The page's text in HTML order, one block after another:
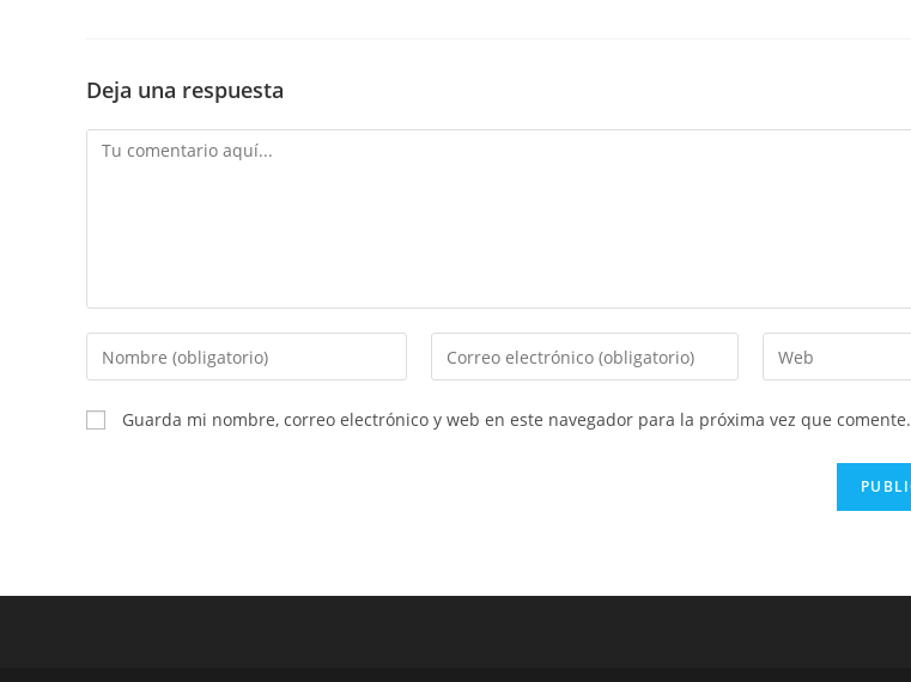
Deja una respuesta
Guarda mi nombre, correo electrónico y web en este navegador para la próxima vez que comente.